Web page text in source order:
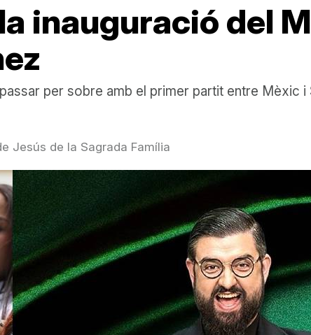
inauguració del
per sobre amb el primer partit entre Mèxic i
Jesús de la Sagrada Família